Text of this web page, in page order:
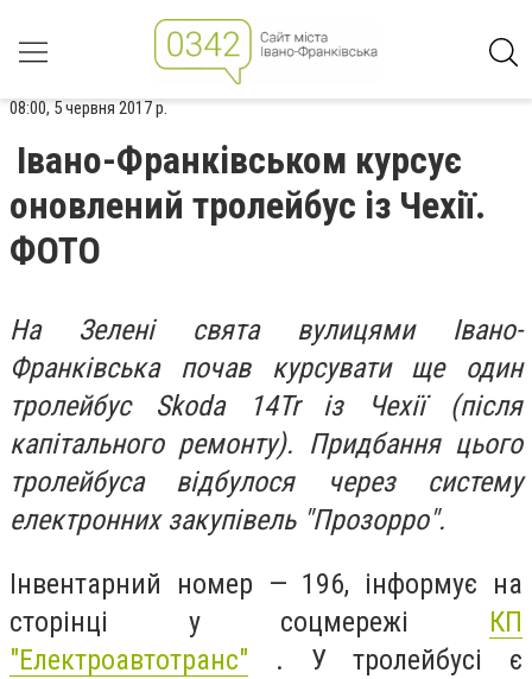
08:00, 5 червня 2017 р.
Івано-Франківськом курсує
оновлений тролейбус із Чехії.
ФОТО
На Зелені свята вулицями Івано-
Франківська почав курсувати ще один
тролейбус Skoda 14Tr із Чехії (після
капітального ремонту). Придбання цього
тролейбуса відбулося через систему
електронних закупівель "Прозорро".
Інвентарний номер — 196, інформує на
сторінці у соцмережі КП
"Електроавтотранс" . У тролейбусі є